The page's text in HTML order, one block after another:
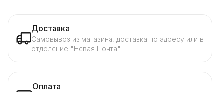
Доставка
Самовывоз из магазина, доставка по адресу или в
отделение "Новая Почта"
Оплата